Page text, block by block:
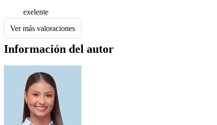
exelente
Ver más valoraciones
Información del autor